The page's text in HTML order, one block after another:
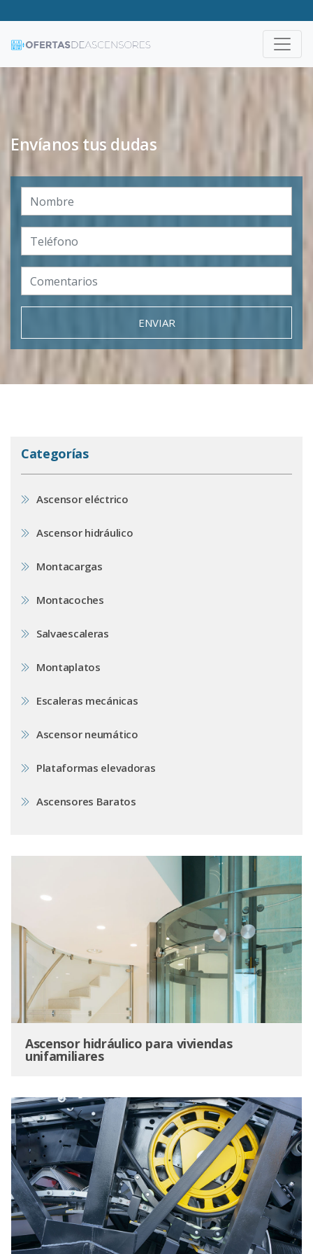
Envíanos tus dudas
ENVIAR
Categorías
Ascensor eléctrico
Ascensor hidráulico
Montacargas
Montacoches
Salvaescaleras
Montaplatos
Escaleras mecánicas
Ascensor neumático
Plataformas elevadoras
Ascensores Baratos
Ascensor hidráulico para viviendas
unifamiliares